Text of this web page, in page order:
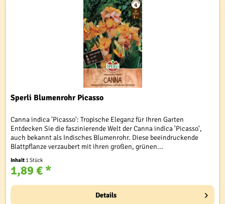
Sperli Blumenrohr Picasso
Canna indica 'Picasso': Tropische Eleganz für Ihren Garten
Entdecken Sie die faszinierende Welt der Canna indica 'Picasso',
auch bekannt als Indisches Blumenrohr. Diese beeindruckende
Blattpflanze verzaubert mit ihren großen, grünen...
Inhalt 1 Stück
1,89 € *
Details